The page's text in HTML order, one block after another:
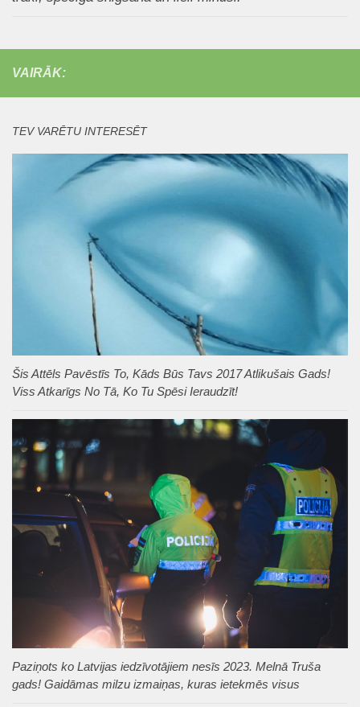
VAIRĀK:
TEV VARĒTU INTERESĒT
Šis Attēls Pavēstīs To, Kāds Būs Tavs 2017 Atlikušais Gads!
Viss Atkarīgs No Tā, Ko Tu Spēsi Ieraudzīt!
Paziņots ko Latvijas iedzīvotājiem nesīs 2023. Melnā Truša
gads! Gaidāmas milzu izmaiņas, kuras ietekmēs visus